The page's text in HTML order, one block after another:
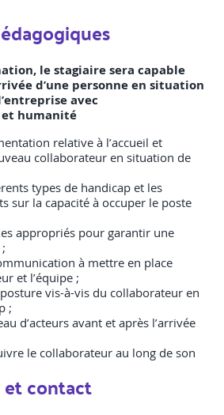
le stagiaire sera capable
d’une personne en situation
avec
et humanité
relative à l’accueil et
collaborateur en situation de
types de handicap et les
sur la capacité à occuper le poste
appropriés pour garantir une
à mettre en place
et l’équipe ;
vis-à-vis du collaborateur en
;
d’acteurs avant et après l’arrivée
le collaborateur au long de son
contact